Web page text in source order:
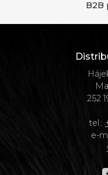
B2B
252
tel.:
e-